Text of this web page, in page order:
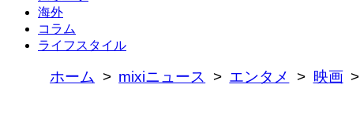
海外
コラム
ライフスタイル
ホーム mixiニュース エンタメ 映画